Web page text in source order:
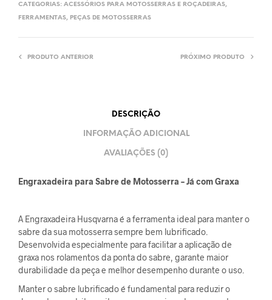
CATEGORIAS: ACESSÓRIOS PARA MOTOSSERRAS E ROÇADEIRAS,
FERRAMENTAS, PEÇAS DE MOTOSSERRAS
PRODUTO ANTERIOR PRÓXIMO PRODUTO
DESCRIÇÃO
INFORMAÇÃO ADICIONAL
AVALIAÇÕES (0)
Engraxadeira para Sabre de Motosserra – Já com Graxa
A Engraxadeira Husqvarna é a ferramenta ideal para manter o
sabre da sua motosserra sempre bem lubrificado.
Desenvolvida especialmente para facilitar a aplicação de
graxa nos rolamentos da ponta do sabre, garante maior
durabilidade da peça e melhor desempenho durante o uso.
Manter o sabre lubrificado é fundamental para reduzir o